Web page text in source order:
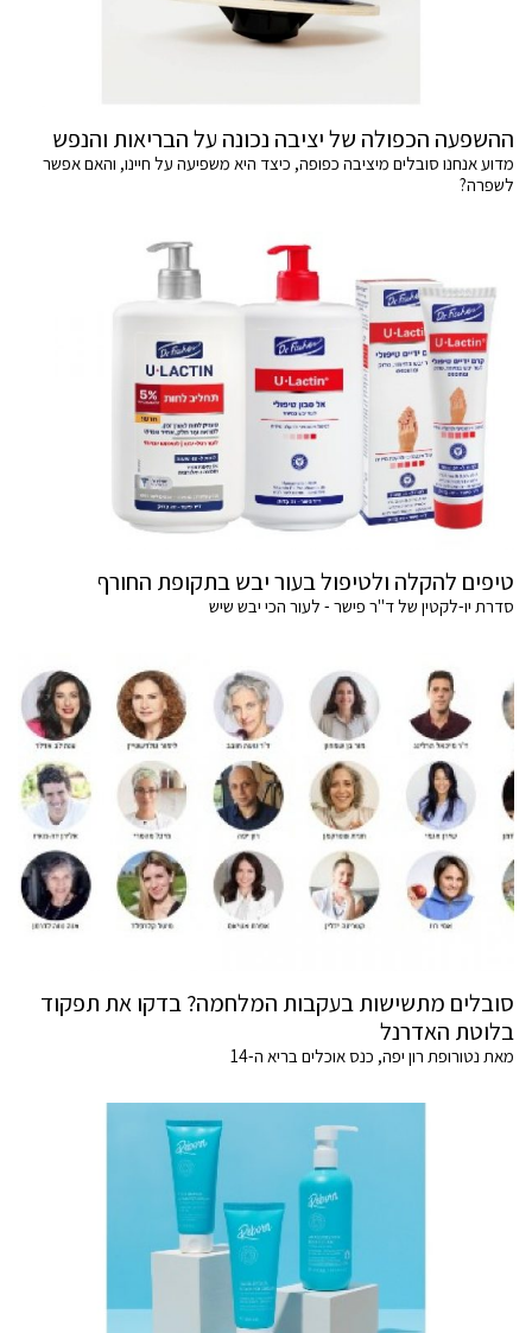
ההשפעה הכפולה של יציבה נכונה על הבריאות והנפש
מדוע אנחנו סובלים מיציבה כפופה, כיצד היא משפיעה על חיינו, והאם אפשר
לשפרה?
טיפים להקלה ולטיפול בעור יבש בתקופת החורף
סדרת יו-לקטין של ד"ר פישר - לעור הכי יבש שיש
סובלים מתשישות בעקבות המלחמה? בדקו את תפקוד
בלוטת האדרנל
מאת נטורופת רון יפה, כנס אוכלים בריא ה-14